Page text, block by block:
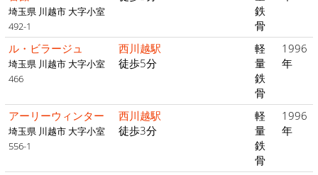
埼玉県 川越市 大字小室
492-1
鉄
骨
ル・ビラージュ
埼玉県 川越市 大字小室
466
西川越駅
徒歩5分
軽
量
鉄
骨
1996
年
アーリーウィンター
埼玉県 川越市 大字小室
556-1
西川越駅
徒歩3分
軽
量
鉄
骨
1996
年